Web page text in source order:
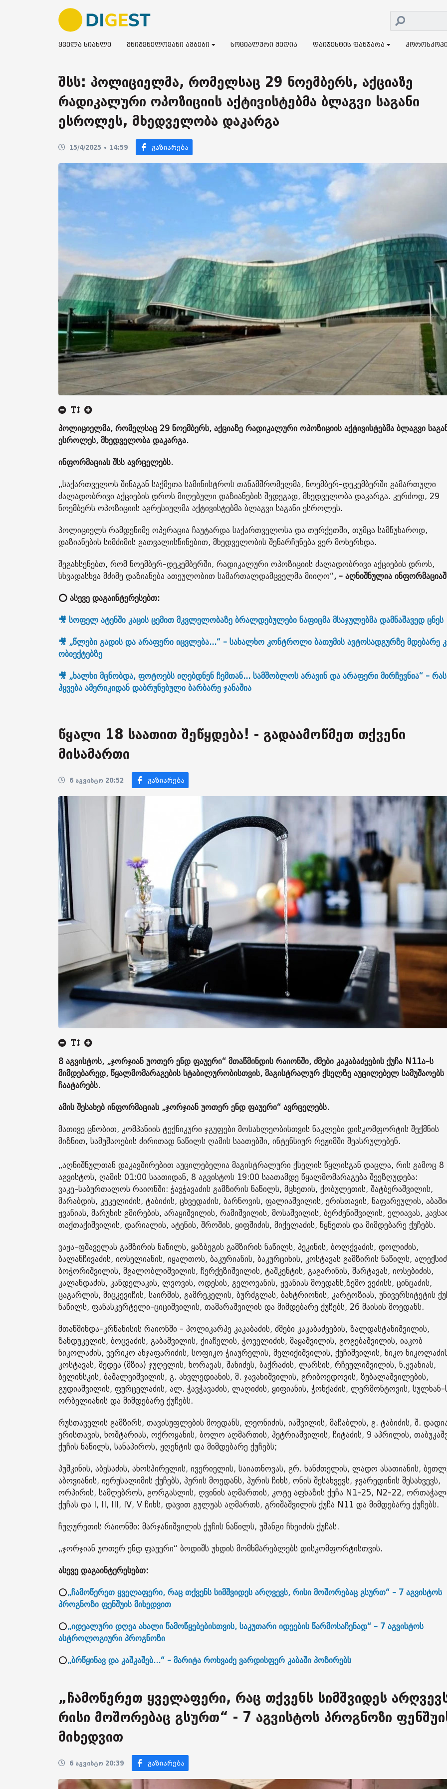
ყველა სიახლე მნიშვნელოვანი ამბები სოციალური მედია დაიჯესტის ფანჯარა
შსს: პოლიციელმა, რომელსაც 29 ნოემბერს, აქციაზე
რადიკალური ოპოზიციის აქტივისტებმა ბლაგვი საგანი
ესროლეს, მხედველობა დაკარგა
15/4/2025 • 14:59
პოლიციელმა, რომელსაც 29 ნოემბერს, აქციაზე რადიკალური ოპოზიციის აქტივისტებმა ბლაგვი
ესროლეს, მხედველობა დაკარგა.
ინფორმაციას შსს ავრცელებს.
„საქართველოს შინაგან საქმეთა სამინისტროს თანამშრომელმა, ნოემბერ-დეკემბერში გამართული
ძალადობრივი აქციების დროს მიღებული დაზიანების შედეგად, მხედველობა დაკარგა. კერძოდ, 29
ნოემბერს ოპოზიციის აგრესიულმა აქტივისტებმა ბლაგვი საგანი ესროლეს.
პოლიციელს რამდენიმე ოპერაცია ჩაუტარდა საქართველოსა და თურქეთში, თუმცა სამწუხაროდ,
დაზიანების სიმძიმის გათვალისწინებით, მხედველობის შენარჩუნება ვერ მოხერხდა.
შეგახსენებთ, რომ ნოემბერ-დეკემბერში, რადიკალური ოპოზიციის ძალადობრივი აქციების დროს,
სხვადასხვა მძიმე დაზიანება ათეულობით სამართალდამცველმა მიიღო“, - აღნიშნულია
⭕ ასევე დაგაინტერესებთ:
🎥 სოფელ ატენში კაცის ცემით მკვლელობაზე ბრალდებულები ნაფიცმა მსაჯულებმა დამნაშავედ ცნეს
🎥 „წლები გადის და არაფერი იცვლება...“ - სახალხო კონტროლი ბათუმის ავტოსადგურზე მდებარე
ობიექტებზე
🎥 „ხალხი მცნობდა, ფოტოებს იღებდნენ ჩემთან... სამშობლოს არავინ და არაფერი მირჩევნია“ - რას
ჰყვება ამერიკიდან დაბრუნებული ბარბარე ჯანაშია
წყალი 18 საათით შეწყდება! - გადაამოწმეთ თქვენი
მისამართი
6 აგვისტო 20:52
8 აგვისტოს, „ჯორჯიან უოთერ ენდ ფაუერი“ მთაწმინდის რაიონში, ძმები კაკაბაძეების ქუჩა N11ა-ს
მიმდებარედ, წყალმომარაგების სტაბილურობისთვის, მაგისტრალურ ქსელზე აუცილებელ სამუშაოებს
ჩაატარებს.
ამის შესახებ ინფორმაციას „ჯორჯიან უოთერ ენდ ფაუერი“ ავრცელებს.
მათივე ცნობით, კომპანიის ტექნიკური ჯგუფები მოსახლეობისთვის ნაკლები დისკომფორტის შექმნის
მიზნით, სამუშაოების ძირითად ნაწილს ღამის საათებში, ინტენსიურ რეჟიმში შეასრულებენ.
„აღნიშნულთან დაკავშირებით აუცილებელია მაგისტრალური ქსელის წყლისგან დაცლა, რის გამოც 8
აგვისტოს, ღამის 01:00 საათიდან, 8 აგვისტოს 19:00 საათამდე წყალმომარაგება შეეზღუდება:
ვაკე-საბურთალოს რაიონში: ჭავჭავაძის გამზირის ნაწილს, მცხეთის, ქობულეთის, შატბერაშვილის,
მარაბდის, კეკელიძის, ტაბიძის, ცხვედაძის, ბარნოვის, ფალიაშვილის, ერისთავის, ნაფარეულის,
ჟვანიას, მარუხის გმირების, არაყიშვილის, რამიშვილის, მოსაშვილის, ბერძენიშვილის, ელიავას,
თაქთაქიშვილის, დარიალის, ატენის, შროშის, ყიფშიძის, მიქელაძის, წყნეთის და მიმდებარე ქუჩებს.
ვაჟა-ფშაველას გამზირის ნაწილს, ყაზბეგის გამზირის ნაწილს, პეკინის, ბოლქვაძის, დოლიძის,
ბალანჩივაძის, იოსელიანის, იყალთოს, ბაკურიანის, ბაკურციხის, კოსტავას გამზირის ნაწილს,
ბოჭორიშვილის, მგალობლიშვილის, ჩერქეზიშვილის, ტაშკენტის, გაგარინის, შარტავას, იოსებიძის,
კალანდაძის, კანდელაკის, ლვოვის, ოდესის, გელოვანის, ჟვანიას მოედანს,ზემო ვეძისს, ცინცაძის,
ცაგარლის, მიცკევიჩის, საირმის, გამრეკელის, ბურძგლას, ბახტრიონის, კარტოზიას, უნივერსიტეტის
ნაწილს, ფანასკერტელი-ციციშვილის, თამარაშვილის და მიმდებარე ქუჩებს, 26 მაისის მოედანს.
მთაწმინდა-კრწანისის რაიონში - პოლიკარპე კაკაბაძის, ძმები კაკაბაძეების, ზალდასტანიშვილის,
ზანდუკელის, ბოცვაძის, გაბაშვილის, ქიაჩელის, ჭოველიძის, მაყაშვილის, გოგებაშვილის, იაკობ
ნიკოლაძის, ვერიკო ანჯაფარიძის, სოფიკო ჭიაურელის, მელიქიშვილის, ქუჩიშვილის, ნიკო
კოსტავას, მედეა (მზია) ჯუღელის, ხორავას, შანიძეს, ბაქრაძის, ლარსის, რჩეულიშვილის, ნ.ჟვანიას,
ბელინსკის, ბაშალეიშვილის, გ. ახვლედიანის, მ. ჯავახიშვილის, გრიბოედოვის, ზუბალაშვილების,
გუდიაშვილის, ფურცელაძის, ალ. ჭავჭავაძის, ლაღიძის, ყიფიანის, ჭონქაძის, ლერმონტოვის, სულხან-
ორბელიანის და მიმდებარე ქუჩებს.
რუსთაველის გამზირს, თავისუფლების მოედანს, ლეონიძის, იაშვილის, მაჩაბლის, გ. ტაბიძის, შ.
ერისთავის, ხოშტარიას, ოქროყანის, ბოლო აღმართის, პეტრიაშვილის, ჩიტაძის, 9 აპრილის,
ქუჩის ნაწილს, სანაპიროს, ჟღენტის და მიმდებარე ქუჩებს;
პუშკინის, აბესაძის, ახოსპირელის, ივერიელის, საიათნოვას, გრ. ხანძთელის, ლადო ასათიანის,
აბოვიანის, იერუსალიმის ქუჩებს, პურის მოედანს, პურის ჩიხს, ონის შესახვევს, ჯვარედინის შესახვევს,
ორპირის, სამღებროს, გორგასლის, ღვინის აღმართის, კოტე აფხაზის ქუჩა N1-25, N2-22,
ქუჩას და I, II, III, IV, V ჩიხს, დავით გულუას აღმართს, გრიშაშვილის ქუჩა N11 და მიმდებარე ქუჩებს.
ჩუღურეთის რაიონში: მარჯანიშვილის ქუჩის ნაწილს, უშანგი ჩხეიძის ქუჩას.
„ჯორჯიან უოთერ ენდ ფაუერი“ ბოდიშს უხდის მომხმარებლებს დისკომფორტისთვის.
ასევე დაგაინტერესებთ:
⭕„ჩამოწერეთ ყველაფერი, რაც თქვენს სიმშვიდეს არღვევს, რისი მოშორებაც გსურთ“ - 7 აგვისტოს
პროგნოზი ფენშუის მიხედვით
⭕„იდეალური დღეა ახალი წამოწყებებისთვის, საკუთარი იდეების წარმოსაჩენად“ - 7 აგვისტოს
ასტროლოგიური პროგნოზი
⭕„ბრწყინავ და კაშკაშებ...“ - მარიტა როხვაძე ვარდისფერ კაბაში პოზირებს
„ჩამოწერეთ ყველაფერი, რაც თქვენს სიმშვიდეს
რისი მოშორებაც გსურთ“ - 7 აგვისტოს პროგნოზი
მიხედვით
6 აგვისტო 20:39